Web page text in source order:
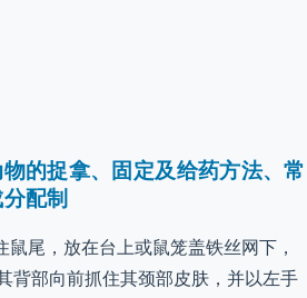
的捉拿、固定及给药方法、常
配制
鼠尾，放在台上或鼠笼盖铁丝网下，
背部向前抓住其颈部皮肤，并以左手